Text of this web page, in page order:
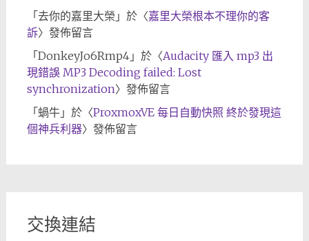
「去你的嘉里大榮 」於〈嘉里大榮根本不理你的客
訴〉發佈留言
「DonkeyJo6Rmp4」於〈Audacity 匯入 mp3 出
現錯誤 MP3 Decoding failed: Lost
synchronization〉發佈留言
「蝸牛」於〈ProxmoxVE 每日自動快照 終於發現這
個神兵利器〉發佈留言
交換連結